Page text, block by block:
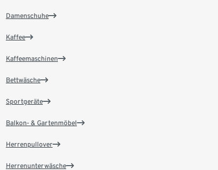
Damenschuhe
Kaffee
Kaffeemaschinen
Bettwäsche
Sportgeräte
Balkon- & Gartenmöbel
Herrenpullover
Herrenunterwäsche